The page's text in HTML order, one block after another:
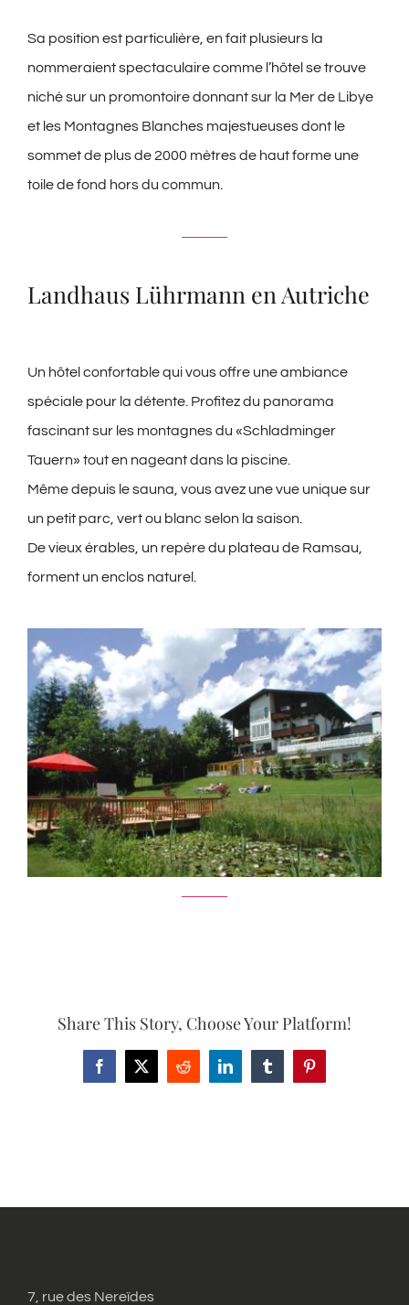
Sa position est particulière, en fait plusieurs la
nommeraient spectaculaire comme l’hôtel se trouve
niché sur un promontoire donnant sur la Mer de Libye
et les Montagnes Blanches majestueuses dont le
sommet de plus de 2000 mètres de haut forme une
toile de fond hors du commun.
Landhaus Lührmann en Autriche
Un hôtel confortable qui vous offre une ambiance
spéciale pour la détente. Profitez du panorama
fascinant sur les montagnes du «Schladminger
Tauern» tout en nageant dans la piscine.
Même depuis le sauna, vous avez une vue unique sur
un petit parc, vert ou blanc selon la saison.
De vieux érables, un repère du plateau de Ramsau,
forment un enclos naturel.
Share This Story, Choose Your Platform!
Facebook
X Reddit LinkedInTumblrPinterest
7, rue des Nereïdes